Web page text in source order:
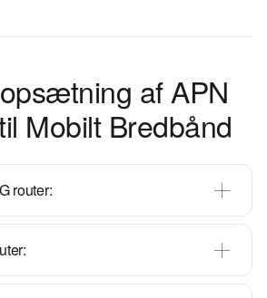
af APN
Mobilt Bredbånd
router: